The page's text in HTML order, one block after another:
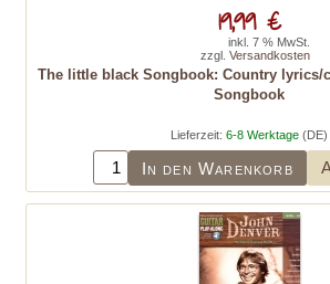
The little black Songbook: Country lyrics/
Songbook
Lieferzeit: 6-8 Werktage (DE)
In den Warenkorb
19,99 €
inkl. 7 % MwSt.
zzgl. Versandkosten